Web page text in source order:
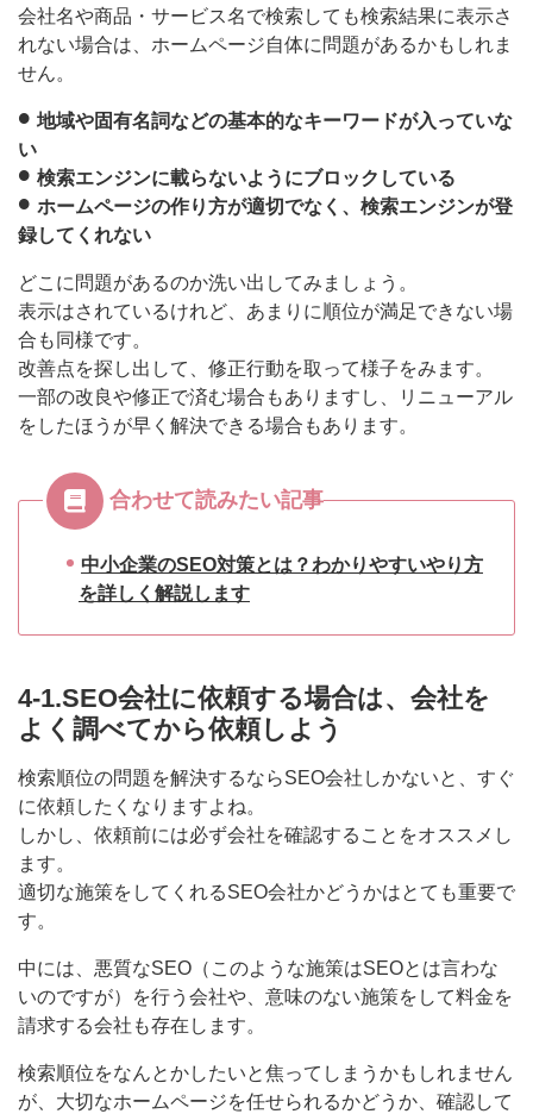
会社名や商品・サービス名で検索しても検索結果に表示さ
れない場合は、ホームページ自体に問題があるかもしれま
せん。
地域や固有名詞などの基本的なキーワードが入っていな
い
検索エンジンに載らないようにブロックしている
ホームページの作り方が適切でなく、検索エンジンが登
録してくれない
どこに問題があるのか洗い出してみましょう。
表示はされているけれど、あまりに順位が満足できない場
合も同様です。
改善点を探し出して、修正行動を取って様子をみます。
一部の改良や修正で済む場合もありますし、リニューアル
をしたほうが早く解決できる場合もあります。
合わせて読みたい記事
中小企業のSEO対策とは？わかりやすいやり方
を詳しく解説します
4-1.SEO会社に依頼する場合は、会社を
よく調べてから依頼しよう
検索順位の問題を解決するならSEO会社しかないと、すぐ
に依頼したくなりますよね。
しかし、依頼前には必ず会社を確認することをオススメし
ます。
適切な施策をしてくれるSEO会社かどうかはとても重要で
す。
中には、悪質なSEO（このような施策はSEOとは言わな
いのですが）を行う会社や、意味のない施策をして料金を
請求する会社も存在します。
検索順位をなんとかしたいと焦ってしまうかもしれません
が、大切なホームページを任せられるかどうか、確認して